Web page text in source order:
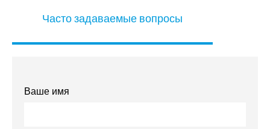
Часто задаваемые вопросы
Ваше имя